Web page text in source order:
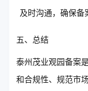
及时沟通，确保备
五、总结
泰州茂业观园备案
和合规性、规范市